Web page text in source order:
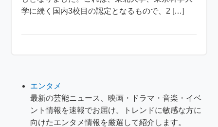
学に続く国内3校目の認定となるもので、2 […]
エンタメ
最新の芸能ニュース、映画・ドラマ・音楽・イベ
ント情報を速報でお届け。トレンドに敏感な方に
向けたエンタメ情報を厳選して紹介します。